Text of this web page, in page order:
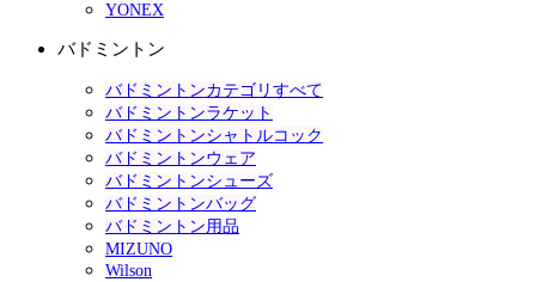
YONEX
バドミントン
バドミントンカテゴリすべて
バドミントンラケット
バドミントンシャトルコック
バドミントンウェア
バドミントンシューズ
バドミントンバッグ
バドミントン用品
MIZUNO
Wilson